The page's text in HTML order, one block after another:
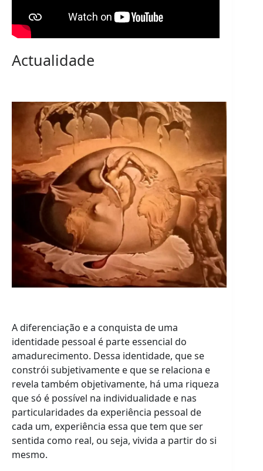
Actualidade
A diferenciação e a conquista de uma
identidade pessoal é parte essencial do
amadurecimento. Dessa identidade, que se
constrói subjetivamente e que se relaciona e
revela também objetivamente, há uma riqueza
que só é possível na individualidade e nas
particularidades da experiência pessoal de
cada um, experiência essa que tem que ser
sentida como real, ou seja, vivida a partir do si
mesmo.